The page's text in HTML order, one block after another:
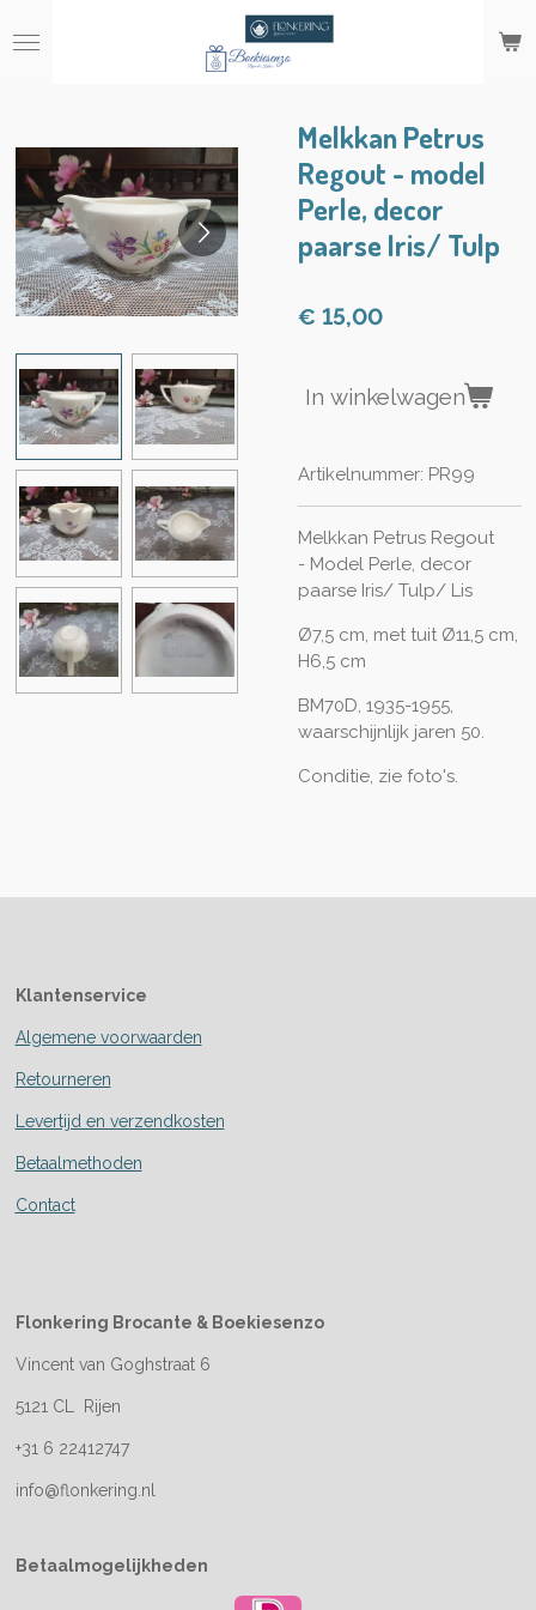
direct
Melkkan Petrus
Regout - model
Perle, decor
paarse Iris/ Tulp
€ 15,00
In winkelwagen
Artikelnummer: PR99
Melkkan Petrus Regout
- Model Perle, decor
paarse Iris/ Tulp/ Lis
Ø7,5 cm, met tuit Ø11,5 cm,
H6,5 cm
BM70D, 1935-1955,
waarschijnlijk jaren 50.
Conditie, zie foto's.
Klantenservice
Algemene voorwaarden
Retourneren
Levertijd en verzendkosten
Betaalmethoden
Contact
Flonkering Brocante & Boekiesenzo
Vincent van Goghstraat 6
5121 CL Rijen
+31 6 22412747
info@flonkering.nl
Betaalmogelijkheden